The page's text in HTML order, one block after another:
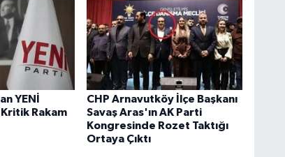
YENİ
Rakam
CHP Arnavutköy İlçe Başkanı
Savaş Aras'ın AK Parti
Kongresinde Rozet Taktığı
Ortaya Çıktı